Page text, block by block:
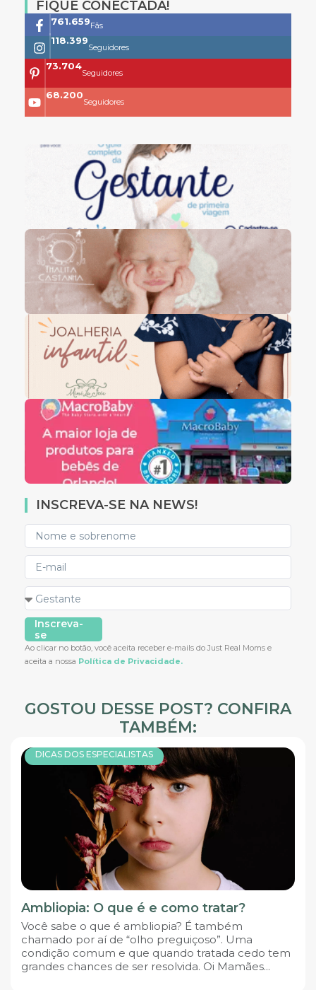
FIQUE CONECTADA!
761.659Fãs
118.399
Seguidores
73.704
Seguidores
68.200
Seguidores
INSCREVA-SE NA NEWS!
Inscreva-
se
Ao clicar no botão, você aceita receber e-mails do Just Real Moms e
aceita a nossa Política de Privacidade.
GOSTOU DESSE POST? CONFIRA
TAMBÉM:
DICAS DOS ESPECIALISTAS
Ambliopia: O que é e como tratar?
Você sabe o que é ambliopia? É também
chamado por aí de “olho preguiçoso”. Uma
condição comum e que quando tratada cedo tem
grandes chances de ser resolvida. Oi Mamães...